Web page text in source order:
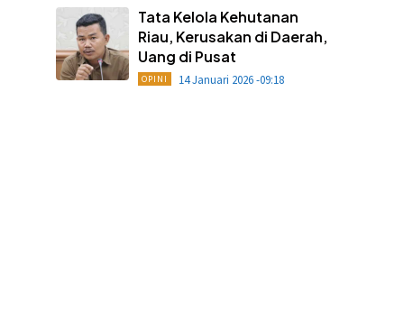
Tata Kelola Kehutanan
Riau, Kerusakan di Daerah,
Uang di Pusat
OPINI 14 Januari 2026 -09:18